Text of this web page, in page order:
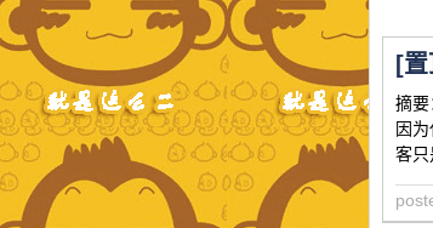
[置
摘要
因
客只